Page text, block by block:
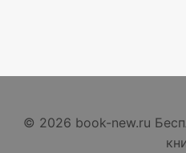
© 2026 book-new.ru